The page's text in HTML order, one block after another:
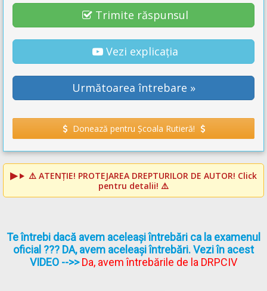
Trimite răspunsul
Vezi explicația
Următoarea întrebare »
Donează pentru Școala Rutieră!
⚠️ ATENȚIE! PROTEJAREA DREPTURILOR DE AUTOR! Click
pentru detalii! ⚠️
Te întrebi dacă avem aceleași întrebări ca la examenul
oficial ??? DA, avem aceleași întrebări. Vezi în acest
VIDEO -->>Da, avem întrebările de la DRPCIV